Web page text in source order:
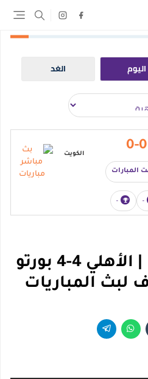
اليوم الغد
0-0
المبارات
-
-
الكويت
ملخص وأهداف | الأهلي 4-4 بورتو
لبث المباريات